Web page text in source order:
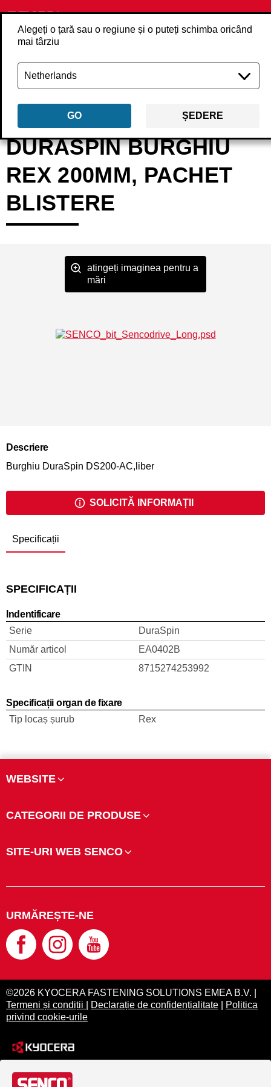
Alegeți o țară sau o regiune și o puteți schimba oricând
mai târziu
GO ȘEDERE
Înapoi Produse Accesorii Accesorii șurub
DURASPIN BURGHIU
REX 200MM, PACHET
BLISTERE
atingeți imaginea pentru a
mări
Descriere
Burghiu DuraSpin DS200-AC,liber
SOLICITĂ INFORMAȚII
Specificații
SPECIFICAȚII
Indentificare
Serie
DuraSpin
Număr articol
EA0402B
GTIN
8715274253992
Specificații organ de fixare
Tip locaș șurub
Rex
WEBSITE
CATEGORII DE PRODUSE
SITE-URI WEB SENCO
URMĂREȘTE-NE
©2026 KYOCERA FASTENING SOLUTIONS EMEA B.V. |
Termeni și condiții
Declarație de confidențialitate
Politica
privind cookie-urile